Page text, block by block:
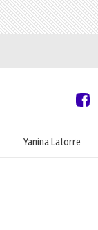
Yanina Latorre